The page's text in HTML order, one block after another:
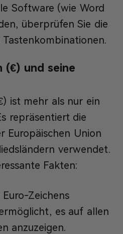
Software (wie Word
überprüfen Sie die
(€) und seine
ist mehr als nur ein
repräsentiert die
Europäischen Union
verwendet.
Fakten:
Zeichens
es auf allen
anzuzeigen.